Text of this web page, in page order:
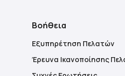
Βοήθεια
Εξυπηρέτηση Πελατών
Έρευνα Ικανοποίησης